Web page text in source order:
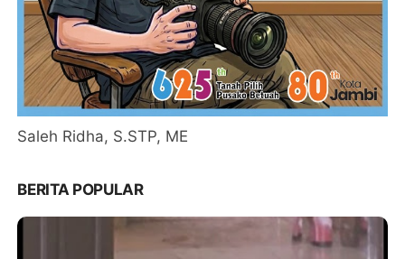
Saleh Ridha, S.STP, ME
BERITA POPULAR